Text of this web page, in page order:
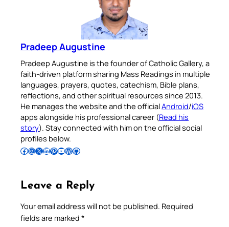
Pradeep Augustine
Pradeep Augustine is the founder of Catholic Gallery, a
faith-driven platform sharing Mass Readings in multiple
languages, prayers, quotes, catechism, Bible plans,
reflections, and other spiritual resources since 2013.
He manages the website and the officialAndroid/iOS
apps alongside his professional career (Read his
story). Stay connected with him on the official social
profiles below.
Follow Pradeep on Facebook Follow Pradeep on InstagramFollow Pradeep on X Follow Pradeep on LinkedIn Follow Pradeep on Pinterest Subscribe to Pradeep’s Youtube Channel Follow Pradeep on WordPress Follow Pradeep on GitHub
Leave a Reply
Your email address will not be published. Required
fields are marked *